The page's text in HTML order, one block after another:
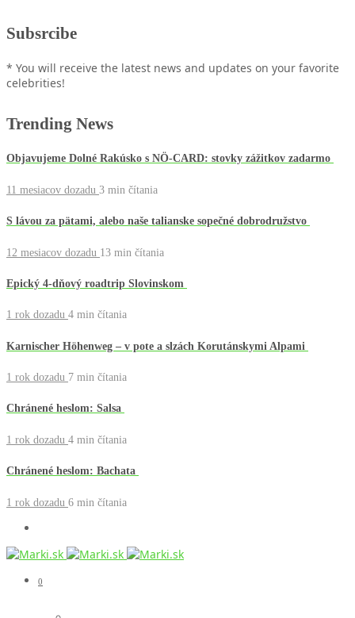
Subsrcibe
* You will receive the latest news and updates on your favorite
celebrities!
Trending News
Objavujeme Dolné Rakúsko s NÖ-CARD: stovky zážitkov zadarmo
11 mesiacov dozadu 3 min čítania
S lávou za pätami, alebo naše talianske sopečné dobrodružstvo
12 mesiacov dozadu 13 min čítania
Epický 4-dňový roadtrip Slovinskom
1 rok dozadu 4 min čítania
Karnischer Höhenweg – v pote a slzách Korutánskymi Alpami
1 rok dozadu 7 min čítania
Chránené heslom: Salsa
1 rok dozadu 4 min čítania
Chránené heslom: Bachata
1 rok dozadu 6 min čítania
0